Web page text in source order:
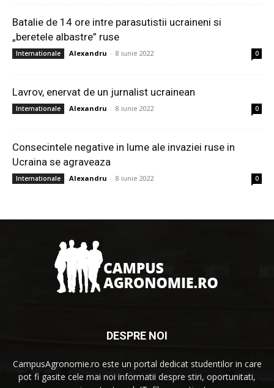
Batalie de 14 ore intre parasutistii ucraineni si
„beretele albastre” ruse
Internationale Alexandru - 8 iunie 2022 0
Lavrov, enervat de un jurnalist ucrainean
Internationale Alexandru - 8 iunie 2022 0
Consecintele negative in lume ale invaziei ruse in
Ucraina se agraveaza
Internationale Alexandru - 8 iunie 2022 0
DESPRE NOI
CampusAgronomie.ro este un portal dedicat studentilor in care
pot fi gasite cele mai noi informatii despre stiri, oportunitati,